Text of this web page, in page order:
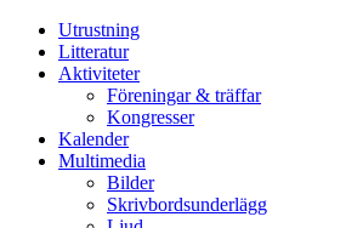
Utrustning
Litteratur
Aktiviteter
Föreningar & träffar
Kongresser
Kalender
Multimedia
Bilder
Skrivbordsunderlägg